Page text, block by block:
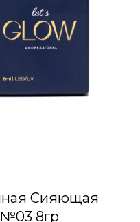
Сияющая
8гр